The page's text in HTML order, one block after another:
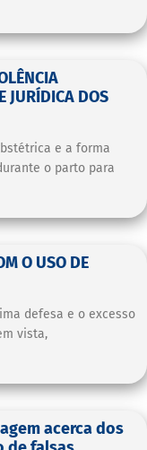
JURÍDICA DOS
e a forma
o parto para
O USO DE
defesa e o excesso
vista,
acerca dos